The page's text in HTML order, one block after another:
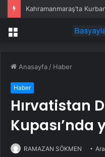
Kahramanmaraş’ta
Menü
Anasayfa / Haber
Haber
Hırvatistan
Kupası’nda
RAMAZAN SÖKMEN